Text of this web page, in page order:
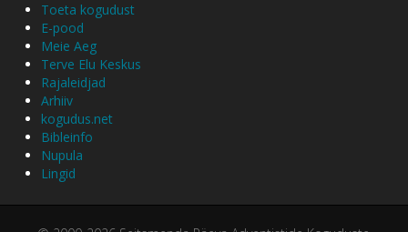
Toeta kogudust
E-pood
Meie Aeg
Terve Elu Keskus
Rajaleidjad
Arhiiv
kogudus.net
Bibleinfo
Nupula
Lingid